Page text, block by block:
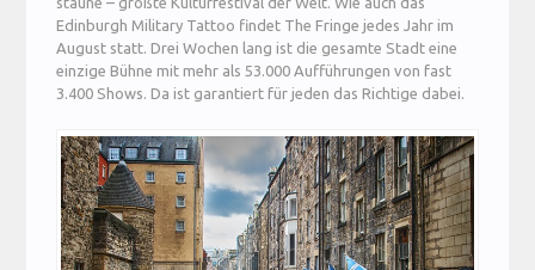
Edinburgh Military Tattoo findet The Fringe jedes Jahr im
August statt. Drei Wochen lang ist die gesamte Stadt eine
einzige Bühne mit mehr als 53.000 Aufführungen von fast
3.400 Shows. Da ist garantiert für jeden das Richtige dabei.